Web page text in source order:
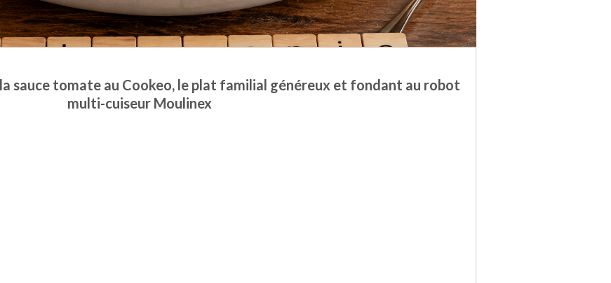
sauce tomate au Cookeo, le plat familial généreux et fondant au robot
multi-cuiseur Moulinex